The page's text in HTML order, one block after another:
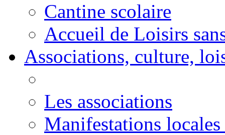
Cantine scolaire
Accueil de Loisirs
Associations, culture,
Les associations
Manifestations locales